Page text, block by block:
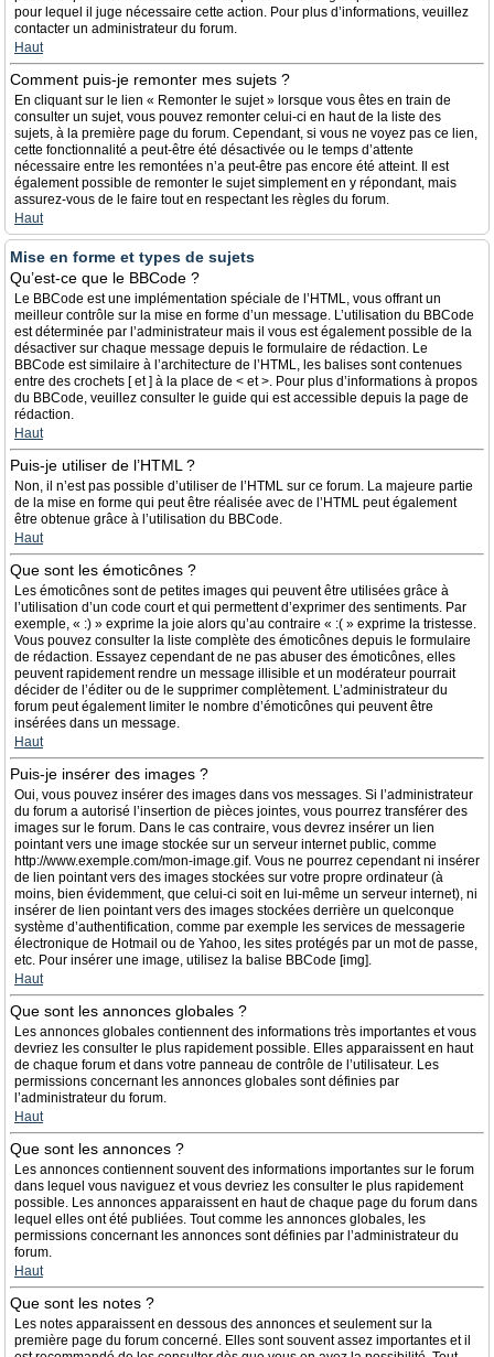
pour lequel il juge nécessaire cette action. Pour plus d’informations, veuillez
contacter un administrateur du forum.
Haut
Comment puis-je remonter mes sujets ?
En cliquant sur le lien « Remonter le sujet » lorsque vous êtes en train de
consulter un sujet, vous pouvez remonter celui-ci en haut de la liste des
sujets, à la première page du forum. Cependant, si vous ne voyez pas ce lien,
cette fonctionnalité a peut-être été désactivée ou le temps d’attente
nécessaire entre les remontées n’a peut-être pas encore été atteint. Il est
également possible de remonter le sujet simplement en y répondant, mais
assurez-vous de le faire tout en respectant les règles du forum.
Haut
Mise en forme et types de sujets
Qu’est-ce que le BBCode ?
Le BBCode est une implémentation spéciale de l’HTML, vous offrant un
meilleur contrôle sur la mise en forme d’un message. L’utilisation du BBCode
est déterminée par l’administrateur mais il vous est également possible de la
désactiver sur chaque message depuis le formulaire de rédaction. Le
BBCode est similaire à l’architecture de l’HTML, les balises sont contenues
entre des crochets [ et ] à la place de < et >. Pour plus d’informations à propos
du BBCode, veuillez consulter le guide qui est accessible depuis la page de
rédaction.
Haut
Puis-je utiliser de l’HTML ?
Non, il n’est pas possible d’utiliser de l’HTML sur ce forum. La majeure partie
de la mise en forme qui peut être réalisée avec de l’HTML peut également
être obtenue grâce à l’utilisation du BBCode.
Haut
Que sont les émoticônes ?
Les émoticônes sont de petites images qui peuvent être utilisées grâce à
l’utilisation d’un code court et qui permettent d’exprimer des sentiments. Par
exemple, « :) » exprime la joie alors qu’au contraire « :( » exprime la tristesse.
Vous pouvez consulter la liste complète des émoticônes depuis le formulaire
de rédaction. Essayez cependant de ne pas abuser des émoticônes, elles
peuvent rapidement rendre un message illisible et un modérateur pourrait
décider de l’éditer ou de le supprimer complètement. L’administrateur du
forum peut également limiter le nombre d’émoticônes qui peuvent être
insérées dans un message.
Haut
Puis-je insérer des images ?
Oui, vous pouvez insérer des images dans vos messages. Si l’administrateur
du forum a autorisé l’insertion de pièces jointes, vous pourrez transférer des
images sur le forum. Dans le cas contraire, vous devrez insérer un lien
pointant vers une image stockée sur un serveur internet public, comme
http://www.exemple.com/mon-image.gif. Vous ne pourrez cependant ni insérer
de lien pointant vers des images stockées sur votre propre ordinateur (à
moins, bien évidemment, que celui-ci soit en lui-même un serveur internet), ni
insérer de lien pointant vers des images stockées derrière un quelconque
système d’authentification, comme par exemple les services de messagerie
électronique de Hotmail ou de Yahoo, les sites protégés par un mot de passe,
etc. Pour insérer une image, utilisez la balise BBCode [img].
Haut
Que sont les annonces globales ?
Les annonces globales contiennent des informations très importantes et vous
devriez les consulter le plus rapidement possible. Elles apparaissent en haut
de chaque forum et dans votre panneau de contrôle de l’utilisateur. Les
permissions concernant les annonces globales sont définies par
l’administrateur du forum.
Haut
Que sont les annonces ?
Les annonces contiennent souvent des informations importantes sur le forum
dans lequel vous naviguez et vous devriez les consulter le plus rapidement
possible. Les annonces apparaissent en haut de chaque page du forum dans
lequel elles ont été publiées. Tout comme les annonces globales, les
permissions concernant les annonces sont définies par l’administrateur du
forum.
Haut
Que sont les notes ?
Les notes apparaissent en dessous des annonces et seulement sur la
première page du forum concerné. Elles sont souvent assez importantes et il